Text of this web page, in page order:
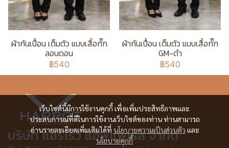
ผ้ากันเปื้อน เต็มตัว แบบเสื้อกั๊ก
ลอนดอน
฿540
ผ้ากันเปื้อน เต็มตัว แบบเสื้อกั๊ก
GM-ดำ
฿540
เว็บไซต์นี้มีการใช้งานคุกกี้ เพื่อเพิ่มประสิทธิภาพและ
ประสบการณ์ที่ดีในการใช้งานเว็บไซต์ของท่าน ท่านสามารถ
อ่านรายละเอียดเพิ่มเติมได้ที่ นโยบายความเป็นส่วนตัว และ
นโยบายคุกกี้
บริษัท แอร์โรว์ แอพแพเรล จำกัด